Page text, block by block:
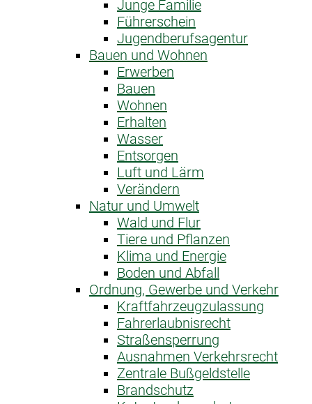
Junge Familie
Führerschein
Jugendberufsagentur
Bauen und Wohnen
Erwerben
Bauen
Wohnen
Erhalten
Wasser
Entsorgen
Luft und Lärm
Verändern
Natur und Umwelt
Wald und Flur
Tiere und Pflanzen
Klima und Energie
Boden und Abfall
Ordnung, Gewerbe und Verkehr
Kraftfahrzeug­zulassung
Fahrerlaubnis­recht
Straßensperrung
Ausnahme­n Verkehrsrecht
Zentrale Bußgeldstelle
Brandschutz